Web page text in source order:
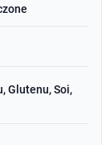
Glutenu, Soi,